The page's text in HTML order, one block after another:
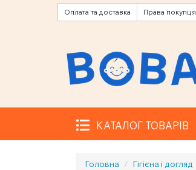
Оплата та доставка Права покупця
КАТАЛОГ ТОВАРІВ
Головна Гігієна і догляд